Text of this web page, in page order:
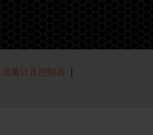
流量计及控制器